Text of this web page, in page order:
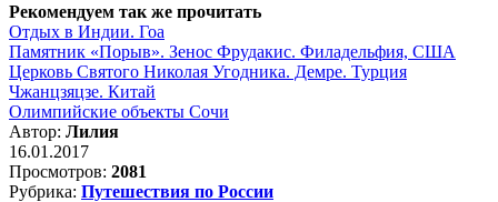
Рекомендуем так же прочитать
Отдых в Индии. Гоа
Памятник «Порыв». Зенос Фрудакис. Филадельфия, США
Церковь Святого Николая Угодника. Демре. Турция
Чжанцзяцзе. Китай
Олимпийские объекты Сочи
Автор: Лилия
16.01.2017
Просмотров: 2081
Рубрика: Путешествия по России